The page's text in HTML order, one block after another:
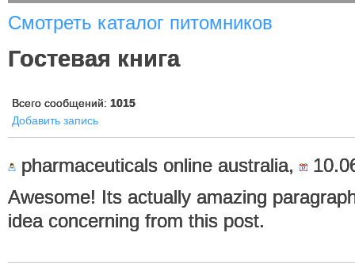
Смотреть каталог питомников
Гостевая книга
Всего сообщений: 1015
Добавить запись
pharmaceuticals online australia,
Awesome! Its actually amazing
idea concerning from this post.